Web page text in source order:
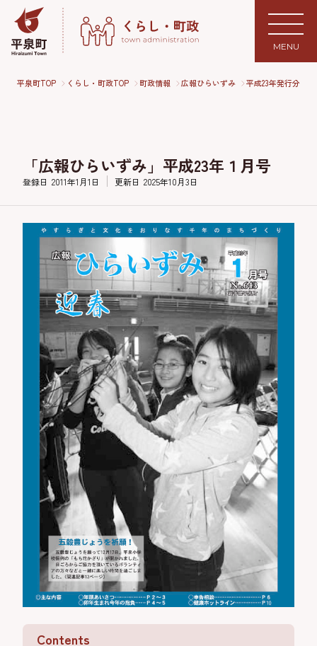
MENU
平泉町TOP くらし・町政TOP 町政情報 広報ひらいずみ 平成23年発行分
「広報ひらいずみ」平成23年１月号
登録日 2011年1月1日 更新日 2025年10月3日
Contents